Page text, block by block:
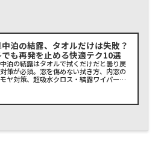
泊の結露、タオルだけは失敗？
も再発を止める快適テク10選
泊の結露はタオルで拭くだけだと曇り戻
策が必須。窓を傷めない拭き方、内窓の
ヤ対策、超吸水クロス・結露ワイパー、
、買うべき順まで。冬・ハイエースの最